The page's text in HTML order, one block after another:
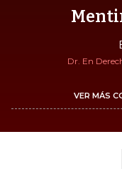
Dr. En
VER MÁS